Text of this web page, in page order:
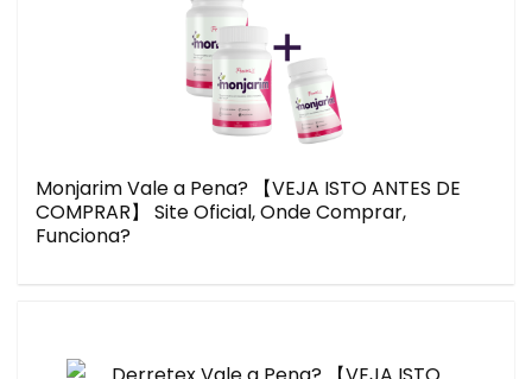
Monjarim Vale a Pena? 【VEJA ISTO ANTES DE
COMPRAR】 Site Oficial, Onde Comprar,
Funciona?